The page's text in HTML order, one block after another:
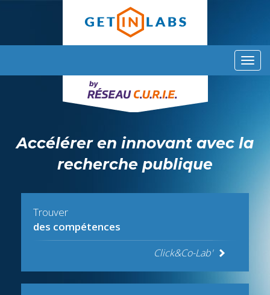
Accélérer en innovant avec la
recherche publique
Trouver
des compétences
Click&Co-Lab'